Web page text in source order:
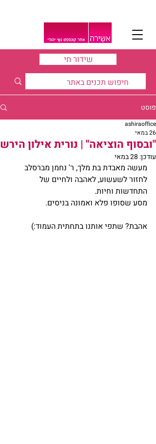
שידור חי
פוסט
"ובסוף הוציאה" | נורית אילון הירש
ashiraoffice
26 במאי
עודכן: 28 במאי
מעשה מאבדת בת מלך, ר' נחמן מברסלב
לחזור לשעשוע, לאהבה ולחיים של
התחדשות וחיות.
מסע שסופו פלא ואמונה בניסים.
אהבת? שתפי אותנו בתחתית העמוד:)